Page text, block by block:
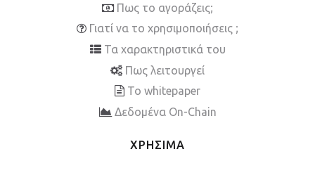
Πως το αγοράζεις;
Γιατί να το χρησιμοποιήσεις ;
Τα χαρακτηριστικά του
Πως λειτουργεί
To whitepaper
Δεδομένα On-Chain
ΧΡΗΣΙΜΑ